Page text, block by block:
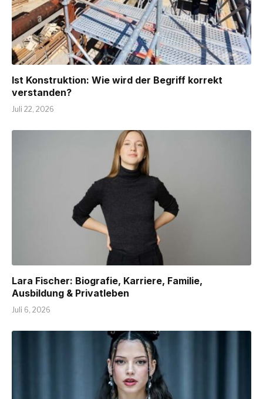
Ist Konstruktion: Wie wird der Begriff korrekt
verstanden?
Juli 22, 2026
Lara Fischer: Biografie, Karriere, Familie,
Ausbildung & Privatleben
Juli 6, 2026